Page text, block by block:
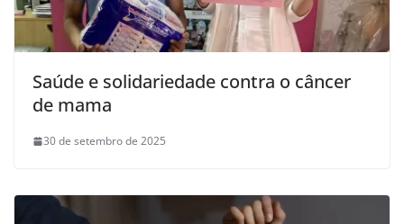
Saúde e solidariedade contra o câncer
de mama
30 de setembro de 2025